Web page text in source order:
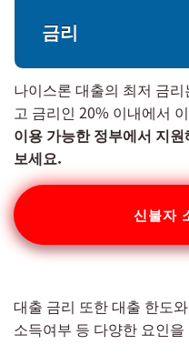
금리
나이스론 대출의 최저 금
고 금리인 20% 이내에서
이용 가능한 정부에서 지
보세요.
신불자
대출 금리 또한 대출 한도
소득여부 등 다양한 요인